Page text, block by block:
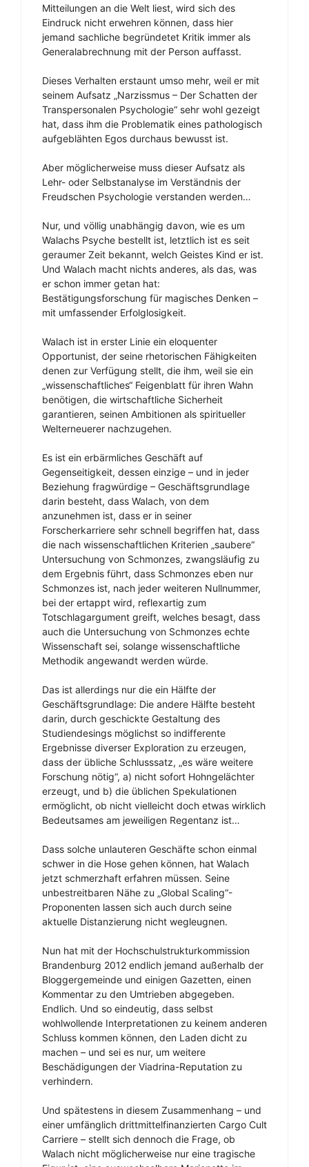
Mitteilungen an die Welt liest, wird sich des
Eindruck nicht erwehren können, dass hier
jemand sachliche begründetet Kritik immer als
Generalabrechnung mit der Person auffasst.
Dieses Verhalten erstaunt umso mehr, weil er mit
seinem Aufsatz „Narzissmus – Der Schatten der
Transpersonalen Psychologie“ sehr wohl gezeigt
hat, dass ihm die Problematik eines pathologisch
aufgeblähten Egos durchaus bewusst ist.
Aber möglicherweise muss dieser Aufsatz als
Lehr- oder Selbstanalyse im Verständnis der
Freudschen Psychologie verstanden werden…
Nur, und völlig unabhängig davon, wie es um
Walachs Psyche bestellt ist, letztlich ist es seit
geraumer Zeit bekannt, welch Geistes Kind er ist.
Und Walach macht nichts anderes, als das, was
er schon immer getan hat:
Bestätigungsforschung für magisches Denken –
mit umfassender Erfolglosigkeit.
Walach ist in erster Linie ein eloquenter
Opportunist, der seine rhetorischen Fähigkeiten
denen zur Verfügung stellt, die ihm, weil sie ein
„wissenschaftliches“ Feigenblatt für ihren Wahn
benötigen, die wirtschaftliche Sicherheit
garantieren, seinen Ambitionen als spiritueller
Welterneuerer nachzugehen.
Es ist ein erbärmliches Geschäft auf
Gegenseitigkeit, dessen einzige – und in jeder
Beziehung fragwürdige – Geschäftsgrundlage
darin besteht, dass Walach, von dem
anzunehmen ist, dass er in seiner
Forscherkarriere sehr schnell begriffen hat, dass
die nach wissenschaftlichen Kriterien „saubere“
Untersuchung von Schmonzes, zwangsläufig zu
dem Ergebnis führt, dass Schmonzes eben nur
Schmonzes ist, nach jeder weiteren Nullnummer,
bei der ertappt wird, reflexartig zum
Totschlagargument greift, welches besagt, dass
auch die Untersuchung von Schmonzes echte
Wissenschaft sei, solange wissenschaftliche
Methodik angewandt werden würde.
Das ist allerdings nur die ein Hälfte der
Geschäftsgrundlage: Die andere Hälfte besteht
darin, durch geschickte Gestaltung des
Studiendesings möglichst so indifferente
Ergebnisse diverser Exploration zu erzeugen,
dass der übliche Schlusssatz, „es wäre weitere
Forschung nötig“, a) nicht sofort Hohngelächter
erzeugt, und b) die üblichen Spekulationen
ermöglicht, ob nicht vielleicht doch etwas wirklich
Bedeutsames am jeweiligen Regentanz ist…
Dass solche unlauteren Geschäfte schon einmal
schwer in die Hose gehen können, hat Walach
jetzt schmerzhaft erfahren müssen. Seine
unbestreitbaren Nähe zu „Global Scaling“-
Proponenten lassen sich auch durch seine
aktuelle Distanzierung nicht wegleugnen.
Nun hat mit der Hochschulstrukturkommission
Brandenburg 2012 endlich jemand außerhalb der
Bloggergemeinde und einigen Gazetten, einen
Kommentar zu den Umtrieben abgegeben.
Endlich. Und so eindeutig, dass selbst
wohlwollende Interpretationen zu keinem anderen
Schluss kommen können, den Laden dicht zu
machen – und sei es nur, um weitere
Beschädigungen der Viadrina-Reputation zu
verhindern.
Und spätestens in diesem Zusammenhang – und
einer umfänglich drittmittelfinanzierten Cargo Cult
Carriere – stellt sich dennoch die Frage, ob
Walach nicht möglicherweise nur eine tragische